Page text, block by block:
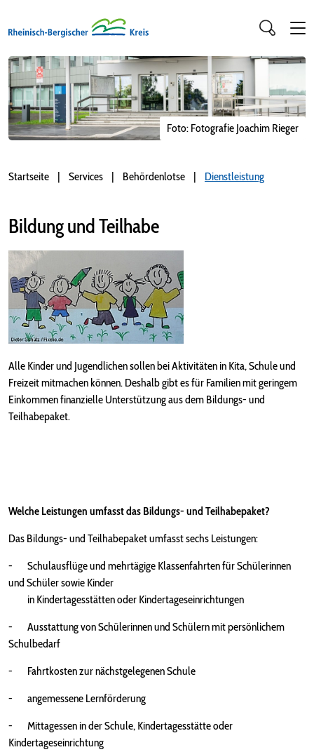
Foto: Fotografie Joachim Rieger
Startseite Services Behördenlotse Dienstleistung
Bildung und Teilhabe
Alle Kinder und Jugendlichen sollen bei Aktivitäten in Kita, Schule und
Freizeit mitmachen können. Deshalb gibt es für Familien mit geringem
Einkommen finanzielle Unterstützung aus dem Bildungs- und
Teilhabepaket.
Welche Leistungen umfasst das Bildungs- und Teilhabepaket?
Das Bildungs- und Teilhabepaket umfasst sechs Leistungen:
- Schulausflüge und mehrtägige Klassenfahrten für Schülerinnen
und Schüler sowie Kinder
in Kindertagesstätten oder Kindertageseinrichtungen
- Ausstattung von Schülerinnen und Schülern mit persönlichem
Schulbedarf
- Fahrtkosten zur nächstgelegenen Schule
- angemessene Lernförderung
- Mittagessen in der Schule, Kindertagesstätte oder
Kindertageseinrichtung